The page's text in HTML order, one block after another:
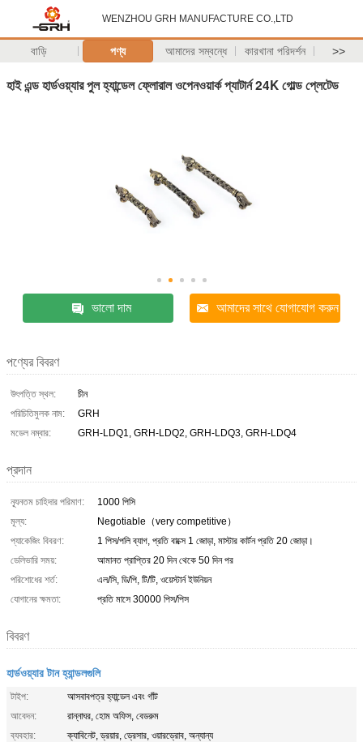
WENZHOU GRH MANUFACTURE CO.,LTD
বাড়ি পণ্য আমাদের সম্বন্ধে কারখানা পরিদর্শন >>
হাই এন্ড হার্ডওয়্যার পুল হ্যান্ডেল ফ্লোরাল ওপেনওয়ার্ক প্যাটার্ন 24K গোল্ড প্লেটেড
ভালো দাম আমাদের সাথে যোগাযোগ করুন
পণ্যের বিবরণ
উৎপত্তি স্থল:
চীন
পরিচিতিমুলক নাম:
GRH
মডেল নম্বার:
GRH-LDQ1, GRH-LDQ2, GRH-LDQ3, GRH-LDQ4
প্রদান
ন্যূনতম চাহিদার পরিমাণ:
1000 পিসি
মূল্য:
Negotiable（very competitive）
প্যাকেজিং বিবরণ:
1 পিস/পলি ব্যাগ, প্রতি বাক্সে 1 জোড়া, মাস্টার কার্টন প্রতি 20 জোড়া।
ডেলিভারি সময়:
আমানত প্রাপ্তির 20 দিন থেকে 50 দিন পর
পরিশোধের শর্ত:
এল/সি, ডি/পি, টি/টি, ওয়েস্টার্ন ইউনিয়ন
যোগানের ক্ষমতা:
প্রতি মাসে 30000 পিস/পিস
বিবরণ
হার্ডওয়্যার টান হ্যান্ডলগুলি
টাইপ:
আসবাবপত্র হ্যান্ডেল এবং গাঁট
আবেদন:
রান্নাঘর, হোম অফিস, বেডরুম
ব্যবহার:
ক্যাবিনেট, ড্রয়ার, ড্রেসার, ওয়ারড্রোব, অন্যান্য